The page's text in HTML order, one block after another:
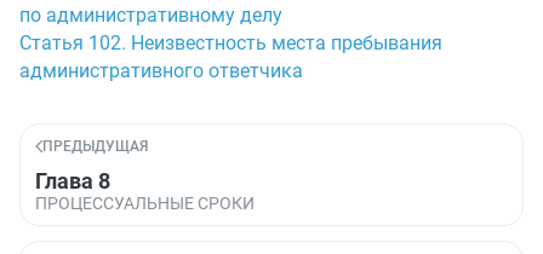
по административному делу
Статья 102. Неизвестность места пребывания
административного ответчика
ПРЕДЫДУЩАЯ
Глава 8
ПРОЦЕССУАЛЬНЫЕ СРОКИ